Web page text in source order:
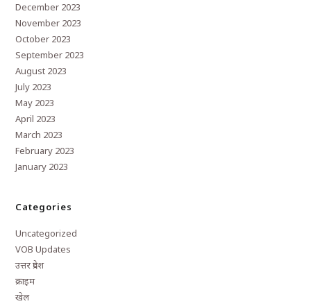
December 2023
November 2023
October 2023
September 2023
August 2023
July 2023
May 2023
April 2023
March 2023
February 2023
January 2023
Categories
Uncategorized
VOB Updates
उत्तर प्रदेश
क्राइम
खेल